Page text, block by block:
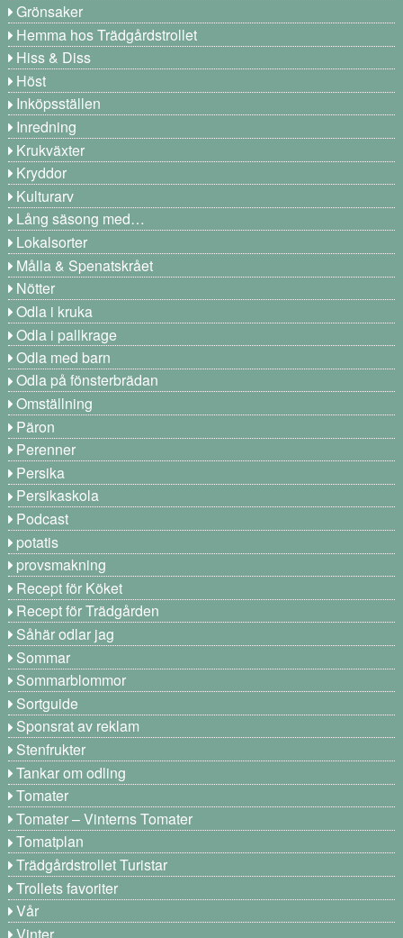
Grönsaker
Hemma hos Trädgårdstrollet
Hiss & Diss
Höst
Inköpsställen
Inredning
Krukväxter
Kryddor
Kulturarv
Lång säsong med…
Lokalsorter
Målla & Spenatskrået
Nötter
Odla i kruka
Odla i pallkrage
Odla med barn
Odla på fönsterbrädan
Omställning
Päron
Perenner
Persika
Persikaskola
Podcast
potatis
provsmakning
Recept för Köket
Recept för Trädgården
Såhär odlar jag
Sommar
Sommarblommor
Sortguide
Sponsrat av reklam
Stenfrukter
Tankar om odling
Tomater
Tomater – Vinterns Tomater
Tomatplan
Trädgårdstrollet Turistar
Trollets favoriter
Vår